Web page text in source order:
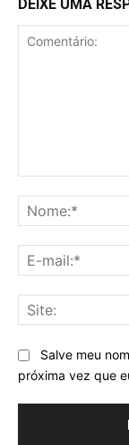
DEIXE UMA
Salve meu
próxima vez que